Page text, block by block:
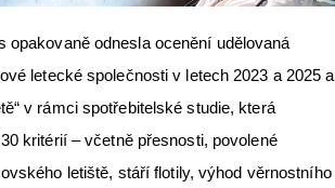
odnesla ocenění udělovaná
letecké společnosti v letech 2023 a 2025 a
v rámci spotřebitelské studie, která
kritérií – včetně přesnosti, povolené
letiště, stáří flotily, výhod věrnostního